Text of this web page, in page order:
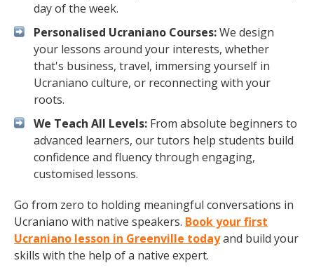
day of the week.
Personalised Ucraniano Courses:We design
your lessons around your interests, whether
that's business, travel, immersing yourself in
Ucraniano culture, or reconnecting with your
roots.
We Teach All Levels: From absolute beginners to
advanced learners, our tutors help students build
confidence and fluency through engaging,
customised lessons.
Go from zero to holding meaningful conversations in
Ucraniano with native speakers. Book your first
Ucraniano lesson in Greenville todayand build your
skills with the help of a native expert.